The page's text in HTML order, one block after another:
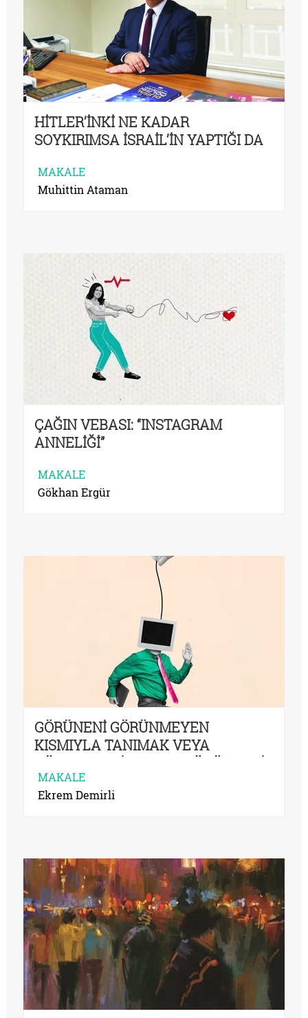
HİTLER’İNKİ NE KADAR
SOYKIRIMSA İSRAİL’İN YAPTIĞI DA
MAKALE
Muhittin Ataman
ÇAĞIN VEBASI: “INSTAGRAM
ANNELİĞİ”
MAKALE
Gökhan Ergür
GÖRÜNENİ GÖRÜNMEYEN
KISMIYLA TANIMAK VEYA
BU FENOMENİN NUMENİ NEREDE?
MAKALE
Ekrem Demirli